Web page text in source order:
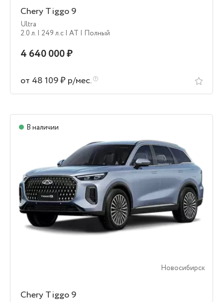
Chery Tiggo 9
Ultra
2.0 л. | 249 л.c | AT | Полный
4 640 000 ₽
от 48 109 ₽ р/мес.
В наличии
Новосибирск
Chery Tiggo 9